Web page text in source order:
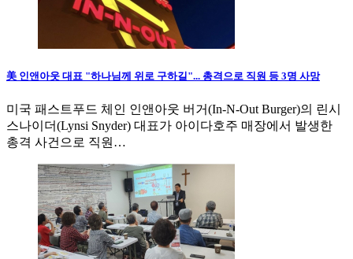
美 인앤아웃 대표 "하나님께 위로 구하길"... 총격으로 직원 등 3명 사망
미국 패스트푸드 체인 인앤아웃 버거(In-N-Out Burger)의 린시
스나이더(Lynsi Snyder) 대표가 아이다호주 매장에서 발생한
총격 사건으로 직원…